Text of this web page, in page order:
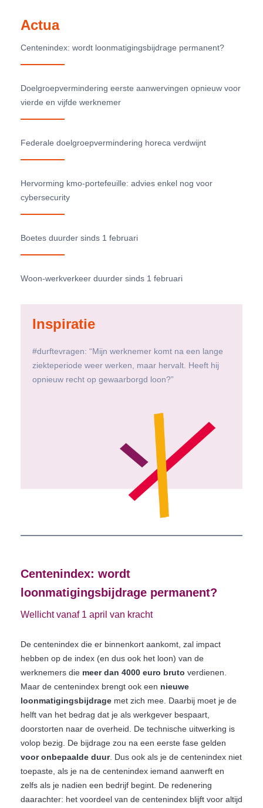
Actua
Centenindex: wordt loonmatigingsbijdrage permanent?
Doelgroepvermindering eerste aanwervingen opnieuw voor
vierde en vijfde werknemer
Federale doelgroepvermindering horeca verdwijnt
Hervorming kmo-portefeuille: advies enkel nog voor
cybersecurity
Boetes duurder sinds 1 februari
Woon-werkverkeer duurder sinds 1 februari
Inspiratie
#durftevragen: “Mijn werknemer komt na een lange
ziekteperiode weer werken, maar hervalt. Heeft hij
opnieuw recht op gewaarborgd loon?”
Centenindex: wordt
loonmatigingsbijdrage permanent?
Wellicht vanaf 1 april van kracht
De centenindex die er binnenkort aankomt, zal impact
hebben op de index (en dus ook het loon) van de
werknemers die meer dan 4000 euro bruto verdienen.
Maar de centenindex brengt ook een nieuwe
loonmatigingsbijdrage met zich mee. Daarbij moet je de
helft van het bedrag dat je als werkgever bespaart,
doorstorten naar de overheid. De technische uitwerking is
volop bezig. De bijdrage zou na een eerste fase gelden
voor onbepaalde duur. Dus ook als je de centenindex niet
toepaste, als je na de centenindex iemand aanwerft en
zelfs als je nadien een bedrijf begint. De redenering
daarachter: het voordeel van de centenindex blijft voor altijd